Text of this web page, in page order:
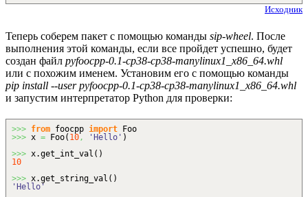
Исходник
Теперь соберем пакет с помощью команды sip-wheel. После
выполнения этой команды, если все пройдет успешно, будет
создан файл pyfoocpp-0.1-cp38-cp38-manylinux1_x86_64.whl
или с похожим именем. Установим его с помощью команды
pip install --user pyfoocpp-0.1-cp38-cp38-manylinux1_x86_64.whl
и запустим интерпретатор Python для проверки:
>>> from foocpp import Foo
>>> x = Foo( 10, 'Hello' )
>>> x.get_int_val ( )
10
>>> x.get_string_val ( )
'Hello'